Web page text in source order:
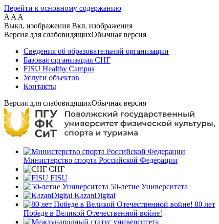
Перейти к основному содержанию
A A A
Выкл. изображения Вкл. изображения
Версия для слабовидящихОбычная версия
Сведения об образовательной организации
Базовая организация СНГ
FISU Healthy Campus
Услуги объектов
Контакты
Версия для слабовидящихОбычная версия
Министерство спорта Российской Федерации
СНГ
FISU
50-летие Университета
KazanDigital
80 лет
Победе в Великой Отечественной войне!